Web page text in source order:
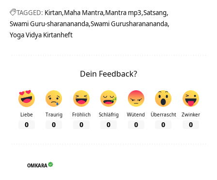
TAGGED: Kirtan Maha Mantra Mantra mp3 Satsang
Swami Guru-sharanananda Swami Gurusharanananda
Yoga Vidya Kirtanheft
Dein Feedback?
Liebe
0
Traurig
0
Fröhlich
0
Schläfrig
0
Wütend
0
Überrascht
0
Zwinker
0
OMKARA